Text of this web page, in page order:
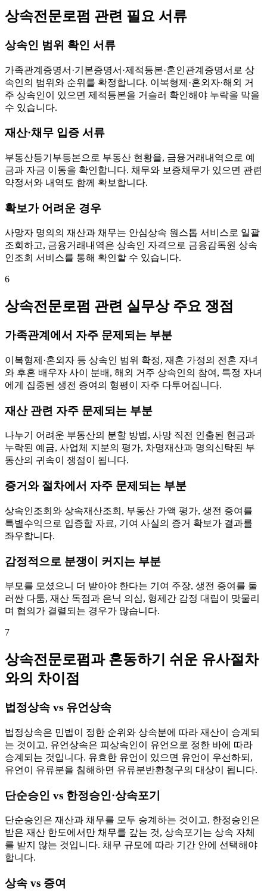
상속전문로펌 관련 필요 서류
상속인 범위 확인 서류
가족관계증명서·기본증명서·제적등본·혼인관계증명서로 상
속인의 범위와 순위를 확정합니다. 이복형제·혼외자·해외 거
주 상속인이 있으면 제적등본을 거슬러 확인해야 누락을 막을
수 있습니다.
재산·채무 입증 서류
부동산등기부등본으로 부동산 현황을, 금융거래내역으로 예
금과 자금 이동을 확인합니다. 채무와 보증채무가 있으면 관련
약정서와 내역도 함께 확보합니다.
확보가 어려운 경우
사망자 명의의 재산과 채무는 안심상속 원스톱 서비스로 일괄
조회하고, 금융거래내역은 상속인 자격으로 금융감독원 상속
인조회 서비스를 통해 확인할 수 있습니다.
6
상속전문로펌 관련 실무상 주요 쟁점
가족관계에서 자주 문제되는 부분
이복형제·혼외자 등 상속인 범위 확정, 재혼 가정의 전혼 자녀
와 후혼 배우자 사이 분배, 해외 거주 상속인의 참여, 특정 자녀
에게 집중된 생전 증여의 형평이 자주 다투어집니다.
재산 관련 자주 문제되는 부분
나누기 어려운 부동산의 분할 방법, 사망 직전 인출된 현금과
누락된 예금, 사업체 지분의 평가, 차명재산과 명의신탁된 부
동산의 귀속이 쟁점이 됩니다.
증거와 절차에서 자주 문제되는 부분
상속인조회와 상속재산조회, 부동산 가액 평가, 생전 증여를
특별수익으로 입증할 자료, 기여 사실의 증거 확보가 결과를
좌우합니다.
감정적으로 분쟁이 커지는 부분
부모를 모셨으니 더 받아야 한다는 기여 주장, 생전 증여를 둘
러싼 다툼, 재산 독점과 은닉 의심, 형제간 감정 대립이 맞물리
며 협의가 결렬되는 경우가 많습니다.
7
상속전문로펌과 혼동하기 쉬운 유사절차
와의 차이점
법정상속 vs 유언상속
법정상속은 민법이 정한 순위와 상속분에 따라 재산이 승계되
는 것이고, 유언상속은 피상속인이 유언으로 정한 바에 따라
승계되는 것입니다. 유효한 유언이 있으면 유언이 우선하되,
유언이 유류분을 침해하면 유류분반환청구의 대상이 됩니다.
단순승인 vs 한정승인·상속포기
단순승인은 재산과 채무를 모두 승계하는 것이고, 한정승인은
받은 재산 한도에서만 채무를 갚는 것, 상속포기는 상속 자체
를 받지 않는 것입니다. 채무 규모에 따라 기간 안에 선택해야
합니다.
상속 vs 증여